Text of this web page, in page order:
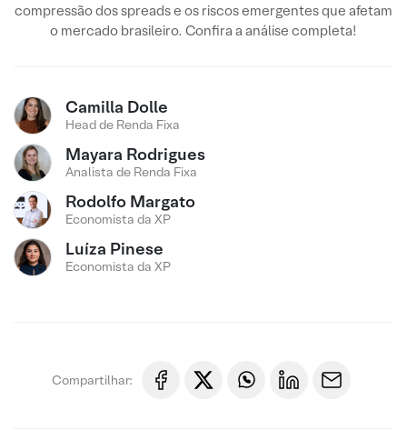
compressão dos spreads e os riscos emergentes que afetam
o mercado brasileiro. Confira a análise completa!
Camilla Dolle
Head de Renda Fixa
Mayara Rodrigues
Analista de Renda Fixa
Rodolfo Margato
Economista da XP
Luíza Pinese
Economista da XP
Compartilhar: